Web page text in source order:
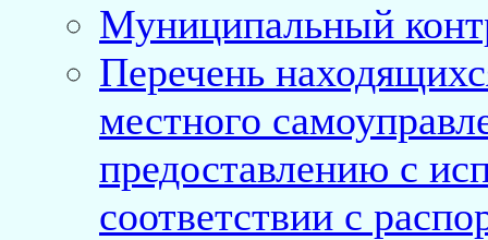
Муниципальный
Перечень
местного
предоставлению с
соответствии с